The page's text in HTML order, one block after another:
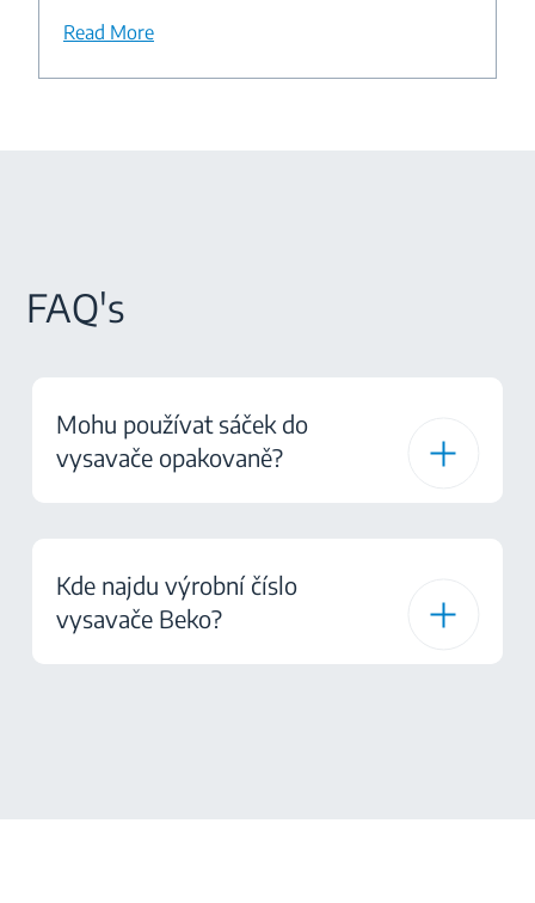
Read More
FAQ's
Mohu používat sáček do
vysavače opakovaně?
Kde najdu výrobní číslo
vysavače Beko?